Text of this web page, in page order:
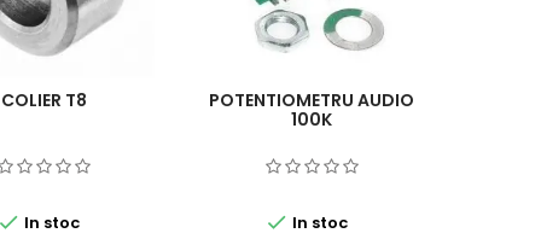
COLIER T8
In stoc
POTENTIOMETRU AUDIO
100K
 In stoc